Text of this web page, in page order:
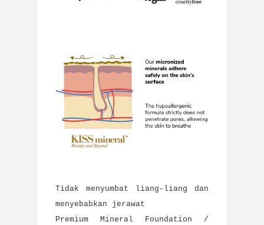
Tidak menyumbat liang-liang dan
menyebabkan jerawat
Premium Mineral Foundation /